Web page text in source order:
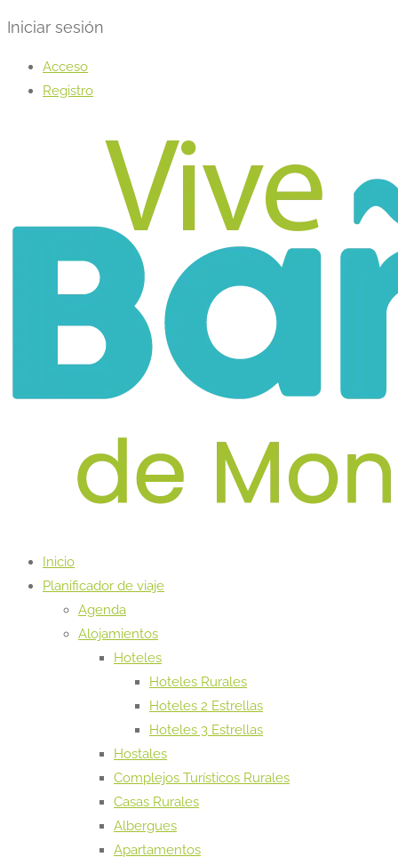
Iniciar sesión
Acceso
Registro
Inicio
Planificador de viaje
Agenda
Alojamientos
Hoteles
Hoteles Rurales
Hoteles 2 Estrellas
Hoteles 3 Estrellas
Hostales
Complejos Turísticos Rurales
Casas Rurales
Albergues
Apartamentos